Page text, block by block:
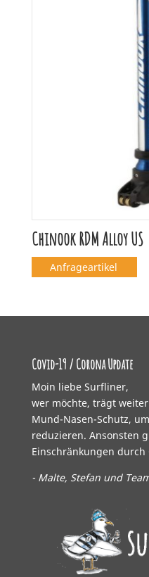
Chinook RDM Alloy US
Anfrageartikel
Covid-19 / Corona Update
Moin liebe Surfliner,
wer möchte, trägt
Mund-Nasen-Schutz,
reduzieren. Ansonsten
Einschränkungen durch
- Malte, Stefan und